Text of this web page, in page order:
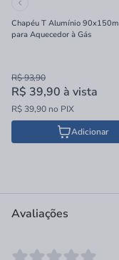
Chapéu T Alumínio
para Aquecedor à Gás
R$ 93,90
R$ 39,90 à vista
R$ 39,90 no PIX
Adicionar
Avaliações